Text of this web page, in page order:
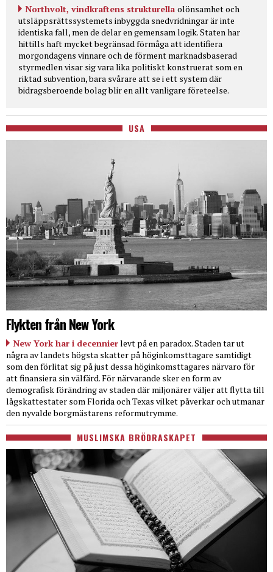
Northvolt, vindkraftens strukturella olönsamhet och
utsläppsrättssystemets inbyggda snedvridningar är inte
identiska fall, men de delar en gemensam logik. Staten har
hittills haft mycket begränsad förmåga att identifiera
morgondagens vinnare och de förment marknadsbaserad
styrmedlen visar sig vara lika politiskt konstruerat som en
riktad subvention, bara svårare att se i ett system där
bidragsberoende bolag blir en allt vanligare företeelse.
USA
Flykten från New York
New York har i decennierlevt på en paradox. Staden tar ut
några av landets högsta skatter på höginkomsttagare samtidigt
som den förlitat sig på just dessa höginkomsttagares närvaro för
att finansiera sin välfärd. För närvarande sker en form av
demografisk förändring av staden där miljonärer väljer att flytta till
lågskattestater som Florida och Texas vilket påverkar och utmanar
den nyvalde borgmästarens reformutrymme.
MUSLIMSKA BRÖDRASKAPET